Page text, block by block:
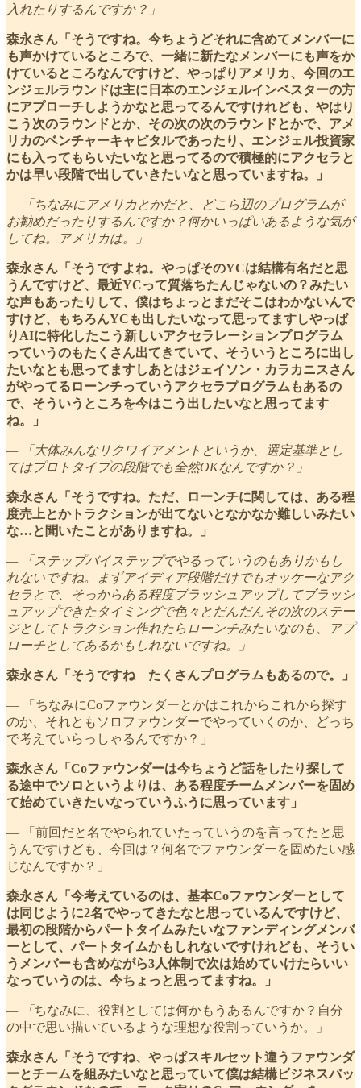
入れたりするんですか？」
森永さん「そうですね。今ちょうどそれに含めてメンバーに
も声かけているところで、一緒に新たなメンバーにも声をか
けているところなんですけど、やっぱりアメリカ、今回のエ
ンジェルラウンドは主に日本のエンジェルインベスターの方
にアプローチしようかなと思ってるんですけれども、やはり
こう次のラウンドとか、その次の次のラウンドとかで、アメ
リカのベンチャーキャピタルであったり、エンジェル投資家
にも入ってもらいたいなと思ってるので積極的にアクセラと
かは早い段階で出していきたいなと思っていますね。」
— 「ちなみにアメリカとかだと、どこら辺のプログラムが
お勧めだったりするんですか？何かいっぱいあるような気が
してね。アメリカは。」
森永さん「そうですよね。やっぱそのYCは結構有名だと思
うんですけど、最近YCって質落ちたんじゃないの？みたい
な声もあったりして、僕はちょっとまだそこはわかないんで
すけど、もちろんYCも出したいなって思ってますしやっぱ
りAIに特化したこう新しいアクセラレーションプログラム
っていうのもたくさん出てきていて、そういうところに出し
たいなとも思ってますしあとはジェイソン・カラカニスさん
がやってるローンチっていうアクセラプログラムもあるの
で、そういうところを今はこう出したいなと思ってます
ね。」
— 「大体みんなリクワイアメントというか、選定基準とし
てはプロトタイプの段階でも全然OKなんですか？」
森永さん「そうですね。ただ、ローンチに関しては、ある程
度売上とかトラクションが出てないとなかなか難しいみたい
な…と聞いたことがありますね。」
— 「ステップバイステップでやるっていうのもありかもし
れないですね。まずアイディア段階だけでもオッケーなアク
セラとで、そっからある程度ブラッシュアップしてブラッシ
ュアップできたタイミングで色々とだんだんその次のステー
ジとしてトラクション作れたらローンチみたいなのも、アプ
ローチとしてあるかもしれないですね。」
森永さん「そうですね たくさんプログラムもあるので。」
— 「ちなみにCoファウンダーとかはこれからこれから探す
のか、それともソロファウンダーでやっていくのか、どっち
で考えていらっしゃるんですか？」
森永さん「Coファウンダーは今ちょうど話をしたり探して
る途中でソロというよりは、ある程度チームメンバーを固め
て始めていきたいなっていうふうに思っています」
— 「前回だと名でやられていたっていうのを言ってたと思
うんですけども、今回は？何名でファウンダーを固めたい感
じなんですか？」
森永さん「今考えているのは、基本Coファウンダーとして
は同じように2名でやってきたなと思っているんですけど、
最初の段階からパートタイムみたいなファンディングメンバ
ーとして、パートタイムかもしれないですけれども、そうい
うメンバーも含めながら3人体制で次は始めていけたらいい
なっていうのは、今ちょっと思ってますね。」
— 「 ちなみに、役割としては何かもうあるんですか？自分
の中で思い描いているような理想な役割っていうか。」
森永さん「そうですね、やっぱスキルセット違うファウンダ
ーとチームを組みたいなと思っていて僕は結構ビジネスバッ